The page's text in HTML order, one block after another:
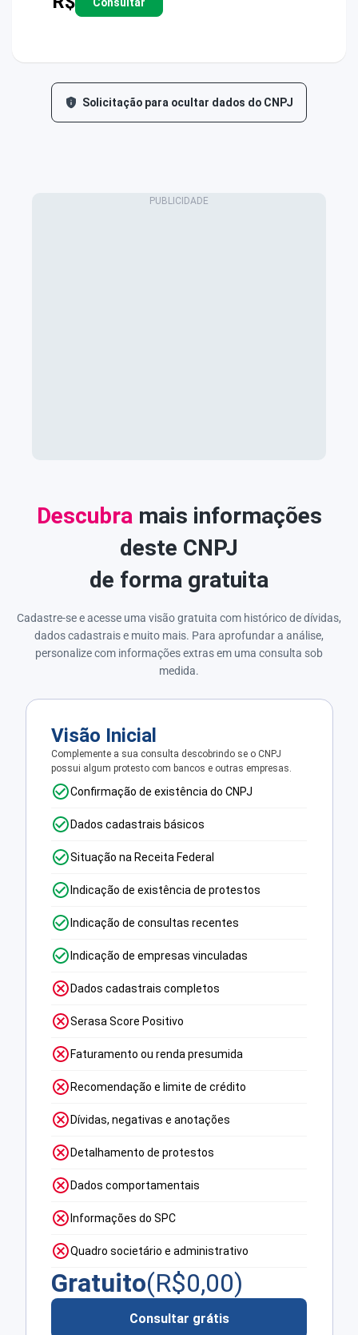
Solicitação para ocultar dados do CNPJ
Descubra mais informações
deste CNPJ
de forma gratuita
Cadastre-se e acesse uma visão gratuita com histórico de dívidas,
dados cadastrais e muito mais. Para aprofundar a análise,
personalize com informações extras em uma consulta sob
medida.
Visão Inicial
Complemente a sua consulta descobrindo se o CNPJ
possui algum protesto com bancos e outras empresas.
Confirmação de existência do CNPJ
Dados cadastrais básicos
Situação na Receita Federal
Indicação de existência de protestos
Indicação de consultas recentes
Indicação de empresas vinculadas
Dados cadastrais completos
Serasa Score Positivo
Faturamento ou renda presumida
Recomendação e limite de crédito
Dívidas, negativas e anotações
Detalhamento de protestos
Dados comportamentais
Informações do SPC
Quadro societário e administrativo
Gratuito(R$0,00)
Consultar grátis